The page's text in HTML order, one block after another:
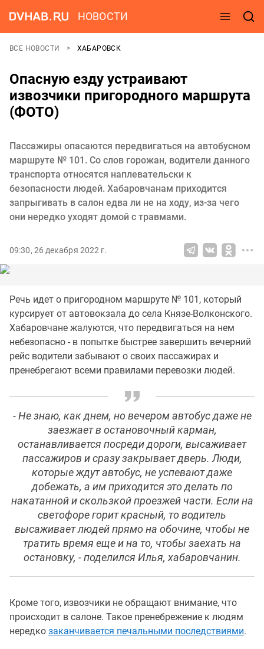
НОВОСТИ
ВСЕ НОВОСТИ ХАБАРОВСК
Опасную езду устраивают
извозчики пригородного маршрута
(ФОТО)
Пассажиры опасаются передвигаться на автобусном
маршруте № 101. Со слов горожан, водители данного
транспорта относятся наплевательски к
безопасности людей. Хабаровчанам приходится
запрыгивать в салон едва ли не на ходу, из-за чего
они нередко уходят домой с травмами.
09:30, 26 декабря 2022 г.
Речь идет о пригородном маршруте № 101, который
курсирует от автовокзала до села Князе-Волконского.
Хабаровчане жалуются, что передвигаться на нем
небезопасно - в попытке быстрее завершить вечерний
рейс водители забывают о своих пассажирах и
пренебрегают всеми правилами перевозки людей.
- Не знаю, как днем, но вечером автобус даже не
заезжает в остановочный карман,
останавливается посреди дороги, высаживает
пассажиров и сразу закрывает дверь. Люди,
которые ждут автобус, не успевают даже
добежать, а им приходится это делать по
накатанной и скользкой проезжей части. Если на
светофоре горит красный, то водитель
высаживает людей прямо на обочине, чтобы не
тратить время еще и на то, чтобы заехать на
остановку, - поделился Илья, хабаровчанин.
Кроме того, извозчики не обращают внимание, что
происходит в салоне. Такое пренебрежение к людям
нередко заканчивается печальными последствиями.